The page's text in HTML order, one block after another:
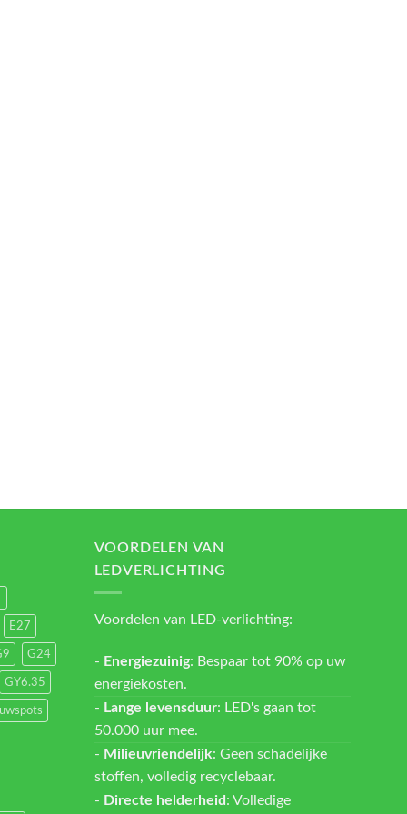
E27
G24
GY6.35
VOORDELEN VAN
LEDVERLICHTING
Voordelen van LED-verlichting:
- Energiezuinig: Bespaar tot 90% op uw
energiekosten.
- Lange levensduur: LED's gaan tot
50.000 uur mee.
- Milieuvriendelijk: Geen schadelijke
stoffen, volledig recyclebaar.
- Directe helderheid : Volledige